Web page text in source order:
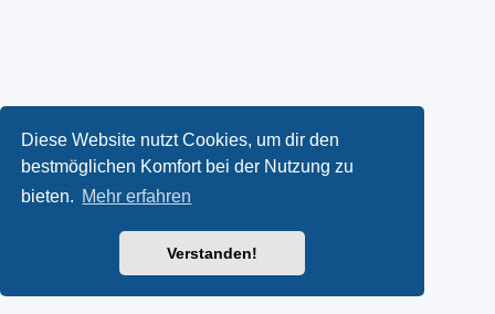
Diese Website nutzt Cookies, um dir den
bestmöglichen Komfort bei der Nutzung zu
bieten. Mehr erfahren
Verstanden!